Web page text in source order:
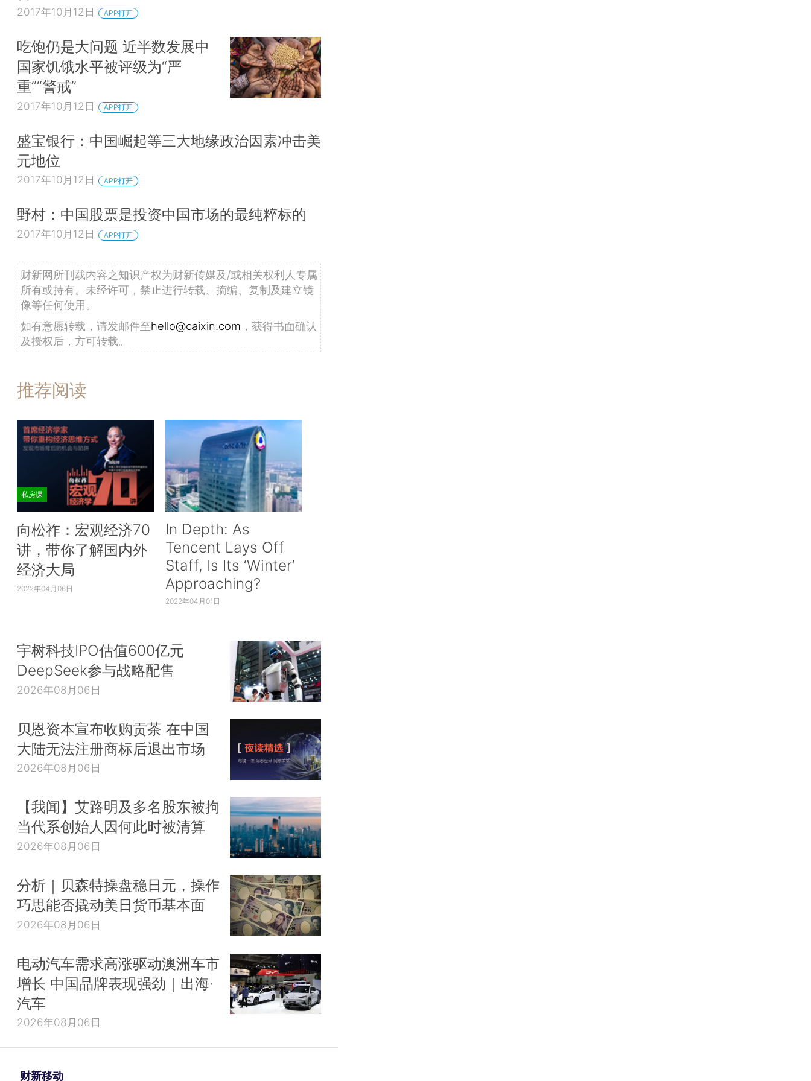
2017年10月12日 APP打开
吃饱仍是大问题 近半数发展中
国家饥饿水平被评级为“严
重”“警戒”
2017年10月12日 APP打开
盛宝银行：中国崛起等三大地缘政治因素冲击美
元地位
2017年10月12日 APP打开
野村：中国股票是投资中国市场的最纯粹标的
2017年10月12日 APP打开
财新网所刊载内容之知识产权为财新传媒及/或相关权利人专属
所有或持有。未经许可，禁止进行转载、摘编、复制及建立镜
像等任何使用。
如有意愿转载，请发邮件至hello@caixin.com ，获得书面确认
及授权后，方可转载。
推荐阅读
私房课
向松祚：宏观经济70
讲，带你了解国内外
经济大局
2022年04月06日
In Depth: As
Tencent Lays Off
Staff, Is Its ‘Winter’
Approaching?
2022年04月01日
宇树科技IPO估值600亿元
DeepSeek参与战略配售
2026年08月06日
贝恩资本宣布收购贡茶 在中国
大陆无法注册商标后退出市场
2026年08月06日
【我闻】艾路明及多名股东被拘
当代系创始人因何此时被清算
2026年08月06日
分析｜贝森特操盘稳日元，操作
巧思能否撬动美日货币基本面
2026年08月06日
电动汽车需求高涨驱动澳洲车市
增长 中国品牌表现强劲｜出海·
汽车
2026年08月06日
财新移动